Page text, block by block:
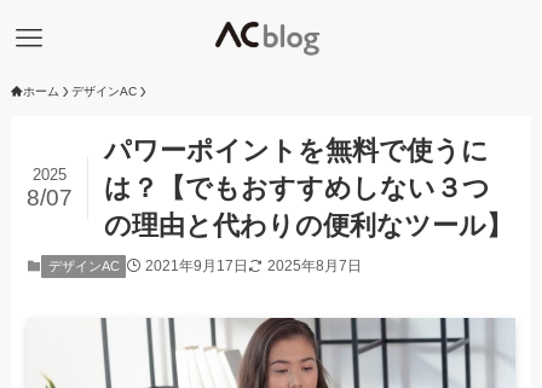
ホーム デザインAC
パワーポイントを無料で使うに
は？【でもおすすめしない３つ
の理由と代わりの便利なツール】
2025
8/07
デザインAC 2021年9月17日 2025年8月7日